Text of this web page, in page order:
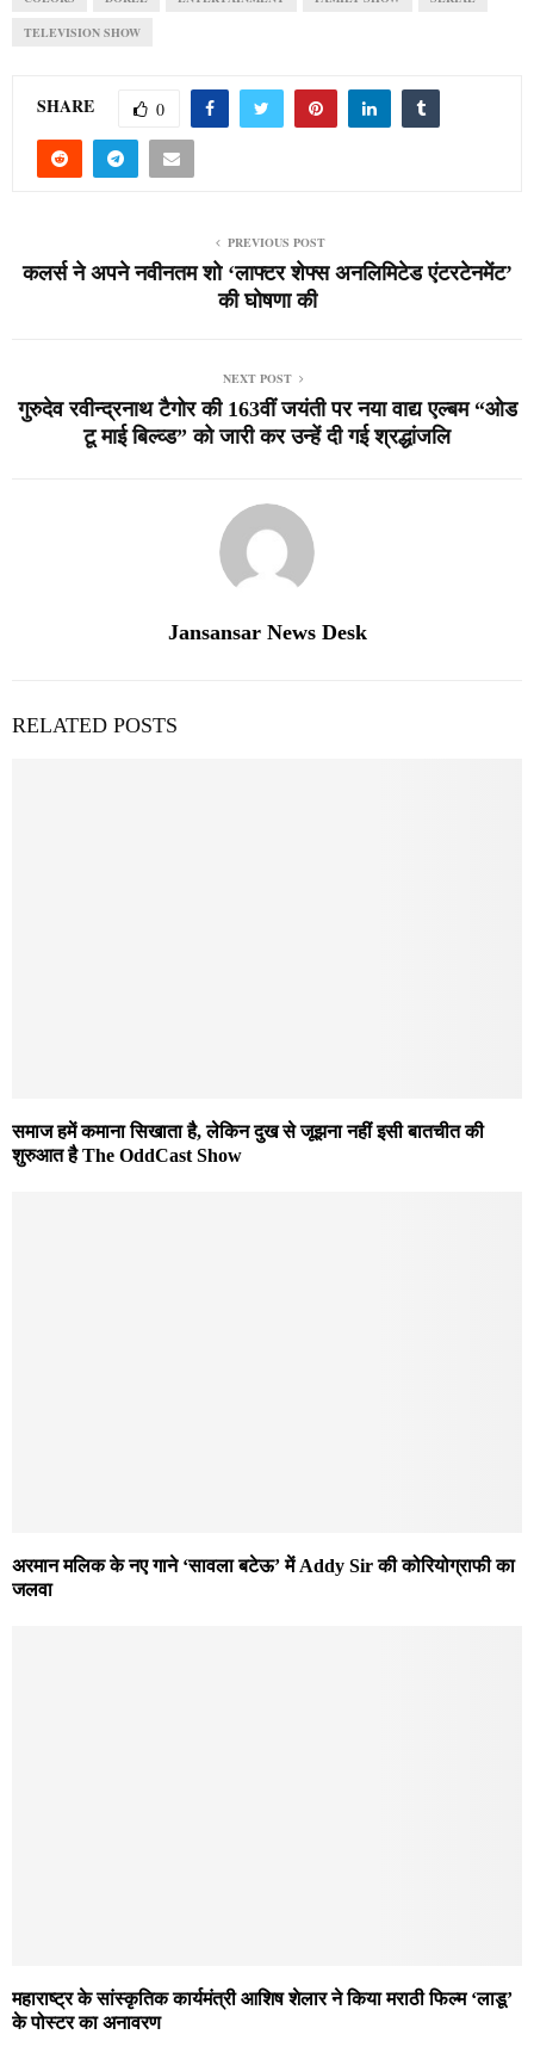
TELEVISION SHOW
SHARE 0
PREVIOUS POST
कलर्स ने अपने नवीनतम शो ‘लाफ्टर शेफ्स अनलिमिटेड एंटरटेनमेंट’
की घोषणा की
NEXT POST
गुरुदेव रवीन्द्रनाथ टैगोर की 163वीं जयंती पर नया वाद्य एल्बम “ओड
टू माई बिल्व्ड” को जारी कर उन्हें दी गई श्रद्धांजलि
Jansansar News Desk
RELATED POSTS
समाज हमें कमाना सिखाता है, लेकिन दुख से जूझना नहीं इसी बातचीत की
शुरुआत है The OddCast Show
अरमान मलिक के नए गाने ‘सावला बटेऊ’ में Addy Sir की कोरियोग्राफी का
जलवा
महाराष्ट्र के सांस्कृतिक कार्यमंत्री आशिष शेलार ने किया मराठी फिल्म ‘लाडू’
के पोस्टर का अनावरण